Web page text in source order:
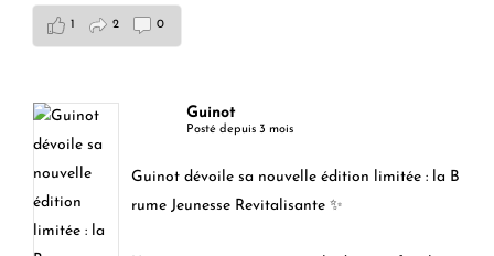
1 2 0
Guinot
Posté depuis 3 mois
Guinot dévoile sa nouvelle édition limitée : la B
rume Jeunesse Revitalisante ✨